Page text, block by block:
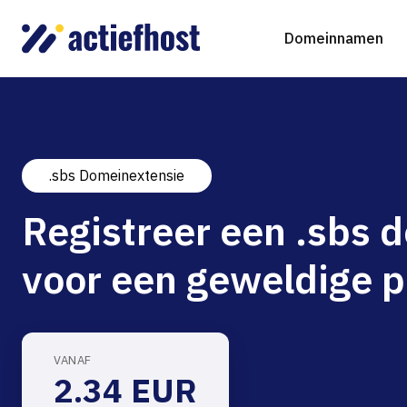
Domeinnamen
Domeinnaam registreren
Domeinnaam verhuizen
gTLD-extensies
Webhosting
NGINX Hosting
Virtual Servers
Beheerde Cloud Virtuele Server
.sbs Domeinextensie
Registreer een .sbs
voor een geweldige
VANAF
2.34 EUR